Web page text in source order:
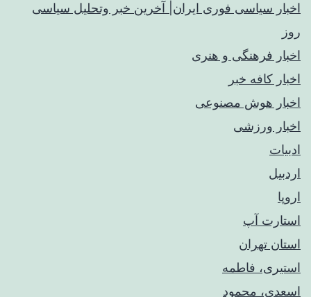
اخبار سیاسی فوری ایران| آخرین خبر وتحلیل سیاسی
روز
اخبار فرهنگی و هنری
اخبار کافه خبر
اخبار هوش مصنوعی
اخبار ورزشی
ادبیات
اردبیل
اروپا
استارت آپ
استان تهران
استیری، فاطمه
اسعدی، محمود